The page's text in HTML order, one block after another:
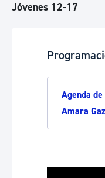
Jóvenes 12-17
Agenda
Amara